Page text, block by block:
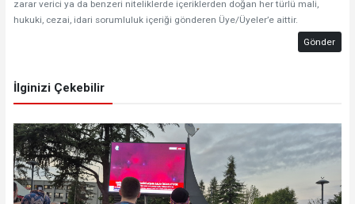
zarar verici ya da benzeri niteliklerde içeriklerden doğan her türlü mali,
hukuki, cezai, idari sorumluluk içeriği gönderen Üye/Üyeler’e aittir.
Gönder
İlginizi Çekebilir